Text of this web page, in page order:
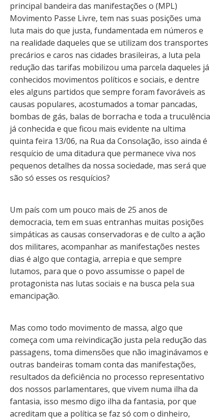
principal bandeira das manifestações o (MPL)
Movimento Passe Livre, tem nas suas posições uma
luta mais do que justa, fundamentada em números e
na realidade daqueles que se utilizam dos transportes
precários e caros nas cidades brasileiras, a luta pela
redução das tarifas mobilizou uma parcela daqueles já
conhecidos movimentos políticos e sociais, e dentre
eles alguns partidos que sempre foram favoráveis as
causas populares, acostumados a tomar pancadas,
bombas de gás, balas de borracha e toda a truculência
já conhecida e que ficou mais evidente na ultima
quinta feira 13/06, na Rua da Consolação, isso ainda é
resquício de uma ditadura que permanece viva nos
pequenos detalhes da nossa sociedade, mas será que
são só esses os resquícios?
Um país com um pouco mais de 25 anos de
democracia, tem em suas entranhas muitas posições
simpáticas as causas conservadoras e de culto a ação
dos militares, acompanhar as manifestações nestes
dias é algo que contagia, arrepia e que sempre
lutamos, para que o povo assumisse o papel de
protagonista nas lutas sociais e na busca pela sua
emancipação.
Mas como todo movimento de massa, algo que
começa com uma reivindicação justa pela redução das
passagens, toma dimensões que não imaginávamos e
outras bandeiras tomam conta das manifestações,
resultados da deficiência no processo representativo
dos nossos parlamentares, que vivem numa ilha da
fantasia, isso mesmo digo ilha da fantasia, por que
acreditam que a política se faz só com o dinheiro,